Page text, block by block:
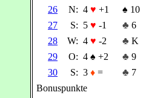
26
N: 4 ♥ +1 ♠ 10
27
S: 5 ♥ -1 ♣ 6
28
W: 4 ♥ -2 ♣ K
29
O: 4 ♠ +2 ♣ 9
30
S: 3 ♦ = ♣ 7
Bonuspunkte